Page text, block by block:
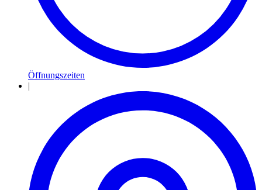
Öffnungszeiten
|